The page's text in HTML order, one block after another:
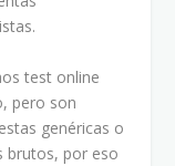
test online
pero son
genéricas o
brutos, por eso